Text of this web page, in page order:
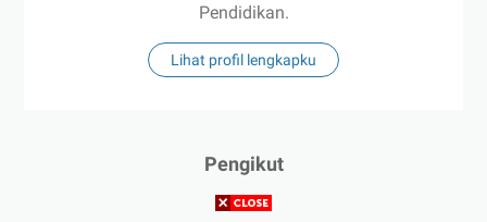
Pendidikan.
Lihat profil lengkapku
Pengikut